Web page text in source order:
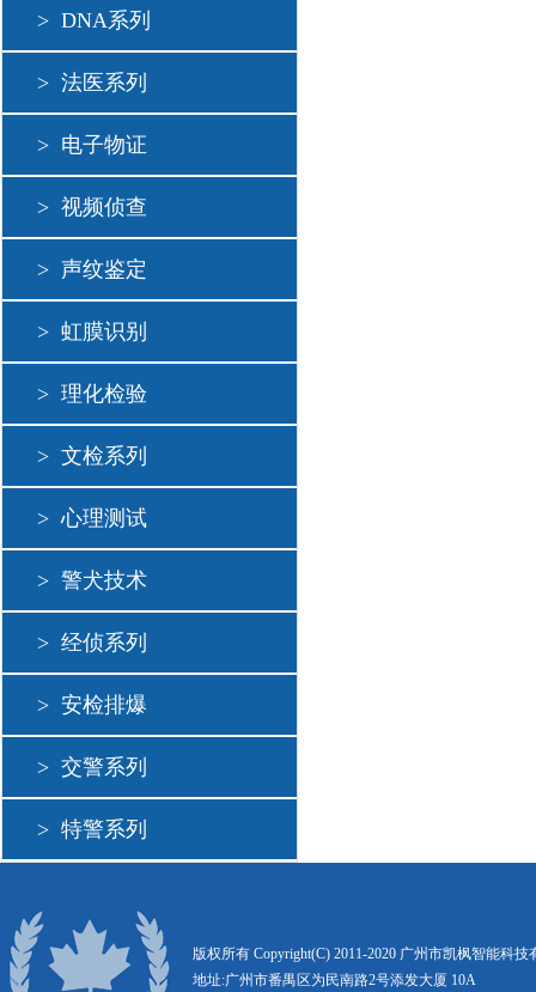
> DNA系列
> 法医系列
> 电子物证
> 视频侦查
> 声纹鉴定
> 虹膜识别
> 理化检验
> 文检系列
> 心理测试
> 警犬技术
> 经侦系列
> 安检排爆
> 交警系列
> 特警系列
版权所有 Copyright(C) 2011-2020 广州市凯枫智能科技
地址:广州市番禺区为民南路2号添发大厦 10A